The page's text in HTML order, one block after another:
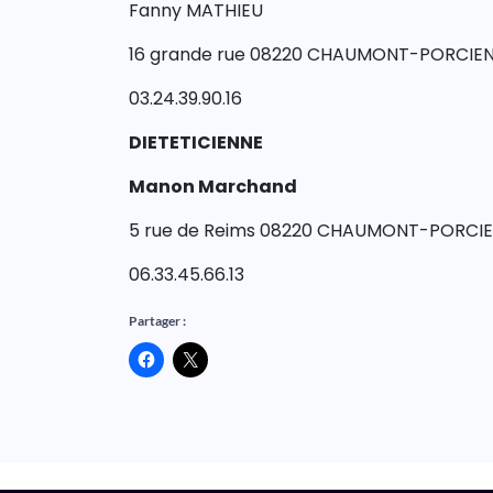
Fanny MATHIEU
16 grande rue 08220 CHAUMONT-
03.24.39.90.16
DIETETICIENNE
Manon Marchand
5 rue de Reims 08220 CHAUMONT-
06.33.45.66.13
Partager :